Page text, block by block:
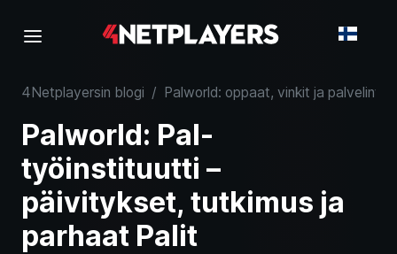
4Netplayersin blogi / Palworld: oppaat, vinkit ja
Palworld: Pal-
työinstituutti –
päivitykset, tutkimus ja
parhaat Palit